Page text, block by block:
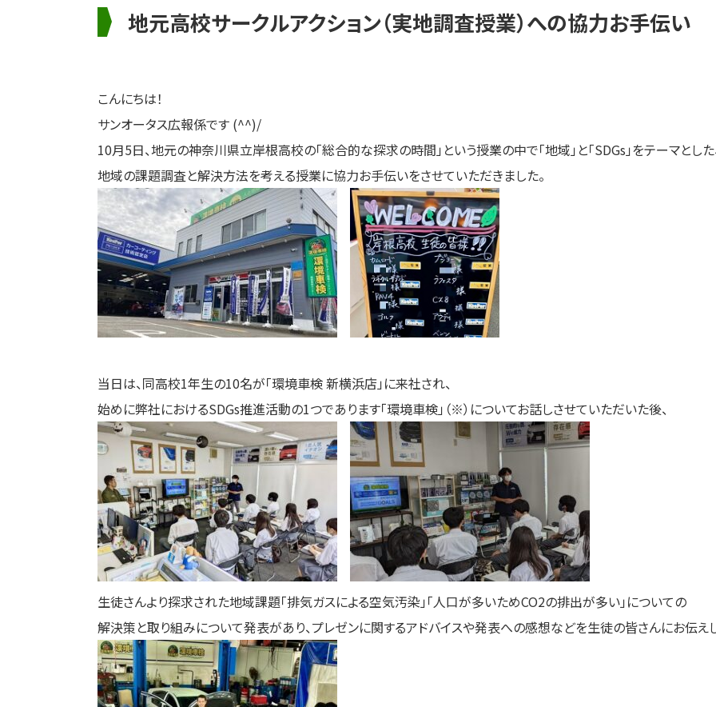
地元高校サークルアクション（実地調査授業）への協力お手伝い
こんにちは！
サンオータス広報係です (^^)/
10月5日、地元の神奈川県立岸根高校の「総合的な探求の時間」という授業の中で「地域」と「SDGs」をテーマとした
地域の課題調査と解決方法を考える授業に協力お手伝いをさせていただきました。
当日は、同高校1年生の10名が「環境車検 新横浜店」に来社され、
始めに弊社におけるSDGs推進活動の1つであります「環境車検」（※）についてお話しさせていただいた後、
生徒さんより探求された地域課題「排気ガスによる空気汚染」「人口が多いためCO2の排出が多い」についての
解決策と取り組みについて発表があり、プレゼンに関するアドバイスや発表への感想などを生徒の皆さんにお伝え